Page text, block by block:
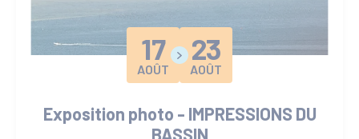
17
AOÛT
23
AOÛT
Exposition photo - IMPRESSIONS DU
BASSIN